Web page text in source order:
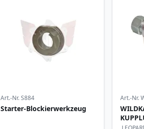
Art.-Nr.S884
Starter-Blockierwerkzeug
Art.-Nr.